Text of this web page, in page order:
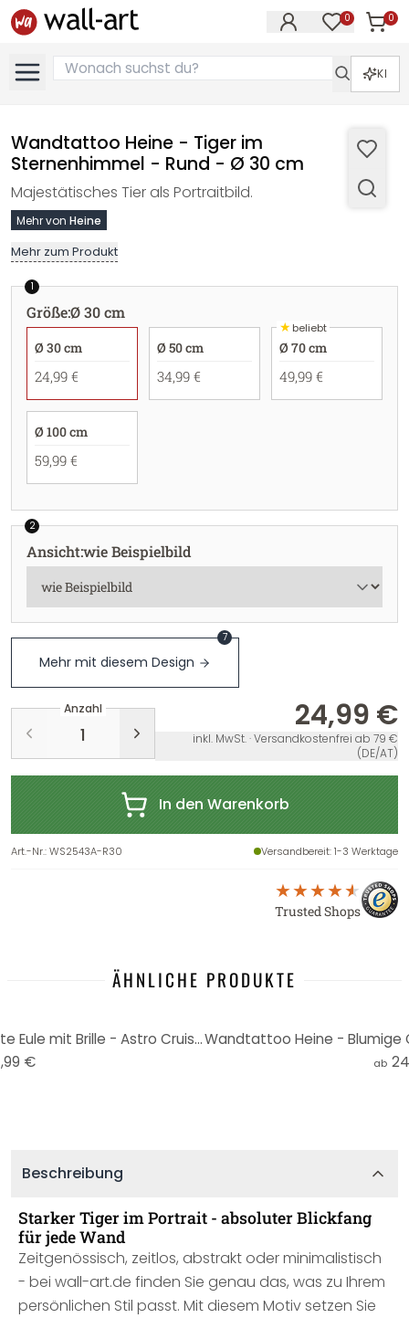
0 0
KI
Wandtattoo Heine - Tiger im
Sternenhimmel - Rund - Ø 30 cm
Majestätisches Tier als Portraitbild.
Mehr von Heine
Mehr zum Produkt
1
Größe:Ø 30 cm
Ø 30 cm
24,99 €
Ø 50 cm
34,99 €
★beliebt
Ø 70 cm
49,99 €
Ø 100 cm
59,99 €
2
Ansicht:wie Beispielbild
Mehr mit diesem Design
7
Anzahl 24,99 €
inkl. MwSt. · Versandkostenfrei ab 79 €
(DE/AT)
In den Warenkorb
Art.-Nr.:WS2543A-R30 Versandbereit: 1-3 Werktage
Trusted Shops
ÄHNLICHE PRODUKTE
Wandtattoo Heine - Intelligente Eule mit Brille - Astro Cruise - Rund
€
ab
Beschreibung
Starker Tiger im Portrait - absoluter Blickfang
für jede Wand
Zeitgenössisch, zeitlos, abstrakt oder minimalistisch
- bei wall-art.de finden Sie genau das, was zu Ihrem
persönlichen Stil passt. Mit diesem Motiv setzen Sie